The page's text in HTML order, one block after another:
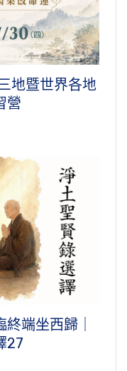
地暨世界各地
營
端坐西歸｜
27